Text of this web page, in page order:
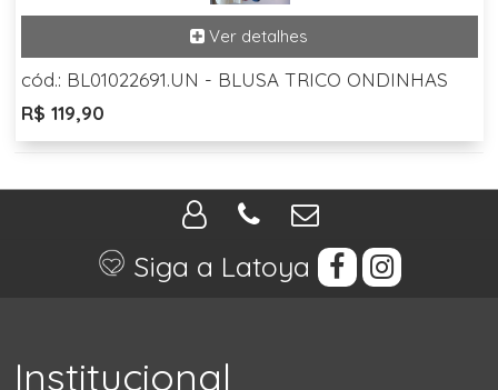
cód.: BL01022691.UN - BLUSA TRICO ONDINHAS
R$ 119,90
Siga a Latoya
Institucional